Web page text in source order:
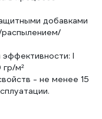
добавками
распылением/
I
гр/м²
- не менее 15